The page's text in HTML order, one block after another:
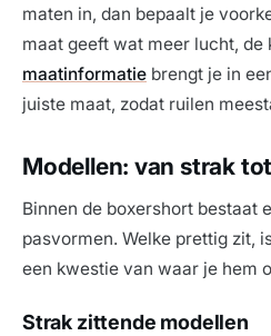
maten in, dan bepaalt je
maat geeft wat meer lucht, de
maatinformatie brengt je in
juiste maat, zodat ruilen
Modellen: van strak
Binnen de boxershort bestaat
pasvormen. Welke prettig zit,
een kwestie van waar je hem
Strak zittende modellen